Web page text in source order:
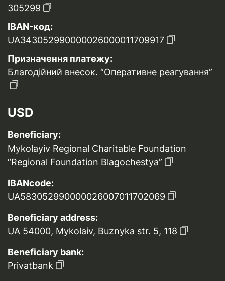
305299
IBAN-код:
UA343052990000026000011709917
Призначення платежу:
Благодійний внесок. “Оперативне реагування”
USD
Beneficiary:
Mykolayiv Regional Charitable Foundation
“Regional Foundation Blagochestya”
IBANcode:
UA583052990000026007011702069
Beneficiary address:
UA 54000, Mykolaiv, Buznyka str. 5, 118
Beneficiary bank:
Privatbank